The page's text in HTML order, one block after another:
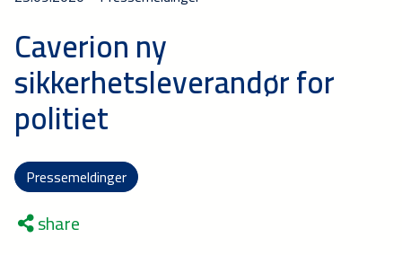
Caverion ny
sikkerhetsleverandør for
politiet
Pressemeldinger
share